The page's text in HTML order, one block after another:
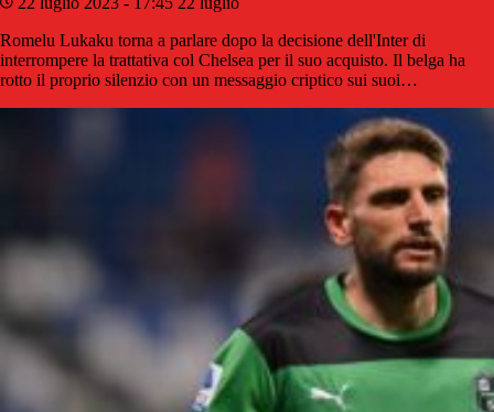
Romelu Lukaku torna a parlare dopo la decisione dell'Inter di
interrompere la trattativa col Chelsea per il suo acquisto. Il belga ha
rotto il proprio silenzio con un messaggio criptico sui suoi…